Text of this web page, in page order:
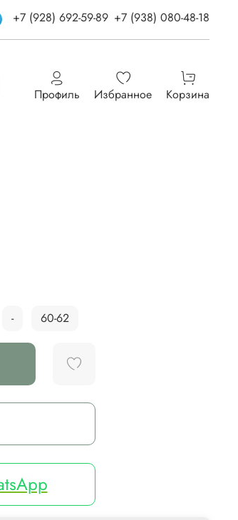
+7 (928) 692-59-89 +7 (938) 080-48-18
Профиль Избранное Корзина
- 60-62